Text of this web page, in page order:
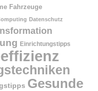
Fahrzeuge
Datenschutz
Einrichtungstipps
Gesunde